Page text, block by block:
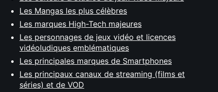
Les Mangas les plus célèbres
Les marques High-Tech majeures
Les personnages de jeux vidéo et licences
vidéoludiques emblématiques
Les principales marques de Smartphones
Les principaux canaux de streaming (films et
séries) et de VOD